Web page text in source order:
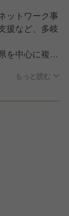
ットワーク事
援など、多岐
を中心に複数
トランのキッ
めています。
児休暇、介護
勤務手当、夜
もっと読む